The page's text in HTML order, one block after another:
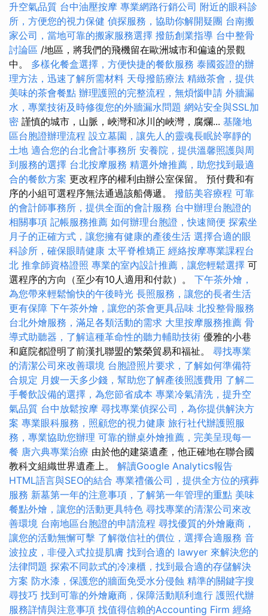
升空氣品質 台中油壓按摩 專業網路行銷公司 附近的眼科診
所，方便您的視力保健 偵探服務，協助你解開疑團 台南搬
家公司，當地可靠的搬家服務選擇 撥筋創業指導 台中整骨
討論區 /地區，將我們的飛機留在歐洲城市和偏遠的景觀
中。 多樣化餐盒選擇，方便快捷的餐飲服務 泰國簽證的辦
理方法，迅速了解所需材料 天母撥筋療法 精緻茶會，提供
美味的茶會餐點 辦理護照的完整流程，無煩惱申請 外牆漏
水，專業技術及時修復您的外牆漏水問題 網站安全與SSL加
密 謹慎的城市，山脈，峽灣和冰川的峽灣，腐爛... 基隆地
區台胞證辦理流程 設立墓園，讓先人的靈魂長眠於寧靜的
土地 適合您的台北會計事務所 安養院，提供溫馨照護與周
到服務的選擇 台北按摩服務 精選外燴推薦，助您找到最適
合的餐飲方案 更改程序的權利由辦公室保留。 預付費和有
序的小組可選程序無法通過該船傳遞。 撥筋美容療程 可靠
的會計師事務所，提供全面的會計服務 台中辦理台胞證的
相關事項 記帳服務推薦 如何辦理台胞證，快速簡便 探索坐
月子的正確方式，讓您擁有健康的產後生活 選擇合適的眼
科診所，確保眼睛健康 太平脊椎矯正 經絡按摩專業課程台
北 推拿師資格證照 專業的室內設計推薦，讓您輕鬆選擇 可
選程序的方向（至少有10人適用和付款）。 下午茶外燴，
為您帶來輕鬆愉快的午後時光 長照服務，讓您的長者生活
更有保障 下午茶外燴，讓您的茶會更具品味 北投整骨服務
台北外燴服務，滿足各類活動的需求 大里按摩服務推薦 骨
導式助聽器，了解這種革命性的聽力輔助技術 優雅的小巷
和庭院都證明了前漢扎聯盟的繁榮貿易和福祉。 尋找專業
的清潔公司來改善環境 台胞證照片要求，了解如何準備符
合規定 月嫂一天多少錢，幫助您了解產後照護費用 了解二
手餐飲設備的選擇，為您節省成本 專業冷氣清洗，提升空
氣品質 台中放鬆按摩 尋找專業偵探公司，為你提供解決方
案 專業眼科服務，照顧您的視力健康 旅行社代辦護照服
務，專業協助您辦理 可靠的辦桌外燴推薦，完美呈現每一
餐 唐六典專業治療 由於他的建築遺產，他正確地在聯合國
教科文組織世界遺產上。 解讀Google Analytics報告
HTML語言與SEO的結合 專業禮儀公司，提供全方位的殯葬
服務 新墓第一年的注意事項，了解第一年管理的重點 美味
餐點外燴，讓您的活動更具特色 尋找專業的清潔公司來改
善環境 台南地區台胞證的申請流程 尋找優質的外燴廠商，
讓您的活動無懈可擊 了解徵信社的價位，選擇合適服務 音
波拉皮，非侵入式拉提肌膚 找到合適的 lawyer 來解決您的
法律問題 探索不同款式的冷凍櫃，找到最合適的存儲解決
方案 防水漆，保護您的牆面免受水分侵蝕 精準的關鍵字搜
尋技巧 找到可靠的外燴廠商，保障活動順利進行 護照代辦
服務詳情與注意事項 找值得信賴的Accounting Firm 經絡